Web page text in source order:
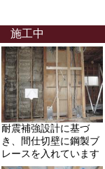
施工中
耐震補強設計に基づ
き、間仕切壁に鋼製ブ
レースを入れています